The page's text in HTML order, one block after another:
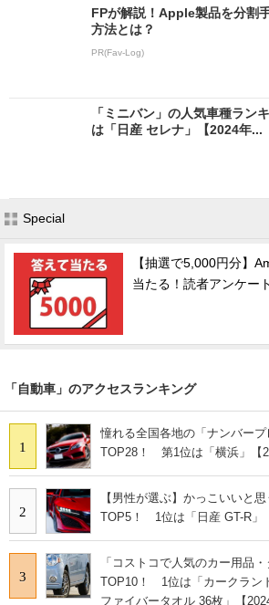
FPが解説！Apple製品を分割
方法とは？
PR(Fav-Log)
「ミニバン」の人気車種ラ
は「日産 セレナ」【2024年...
Special
【抽選で5,000円分】
当たる！読者アンケー
「自動車」のアクセスランキング
1
憧れる全国各地の「ナンバー
TOP28！ 第1位は「横浜」【
2
【男性が選ぶ】かっこいいと
TOP5！ 1位は「日産 GT-R」
3
「コストコで人気のカー用品
TOP10！ 1位は「カークラン
ファイバータオル 36枚」【